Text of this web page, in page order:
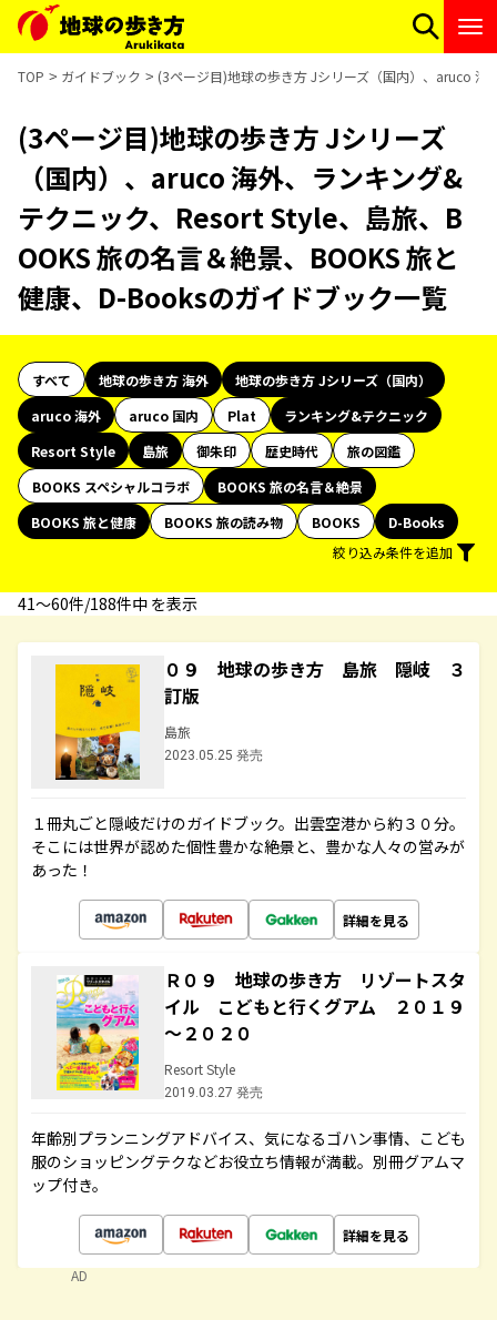
TOP ガイドブック (3ページ目)地球の歩き方 Jシリーズ（国内）、aruco
(3ページ目)地球の歩き方 Jシリーズ
（国内）、aruco 海外、ランキング&
テクニック、Resort Style、島旅、B
OOKS 旅の名言＆絶景、BOOKS 旅と
健康、D-Booksのガイドブック一覧
すべて 地球の歩き方 海外
地球の歩き方 Jシリーズ（国内）
aruco 海外
aruco 国内 Plat
ランキング&テクニック
Resort Style
島旅 御朱印 歴史時代
旅の図鑑
BOOKS スペシャルコラボ
BOOKS 旅の名言＆絶景
BOOKS 旅と健康
BOOKS 旅の読み物 BOOKS
D-Books
絞り込み条件を追加
41〜60件/188件中 を表示
０９ 地球の歩き方 島旅 隠岐 ３
訂版
島旅
2023.05.25 発売
１冊丸ごと隠岐だけのガイドブック。出雲空港から約３０分。
そこには世界が認めた個性豊かな絶景と、豊かな人々の営みが
あった！
詳細を見る
Ｒ０９ 地球の歩き方 リゾートスタ
イル こどもと行くグアム ２０１９
～２０２０
Resort Style
2019.03.27 発売
年齢別プランニングアドバイス、気になるゴハン事情、こども
服のショッピングテクなどお役立ち情報が満載。別冊グアムマ
ップ付き。
詳細を見る
AD